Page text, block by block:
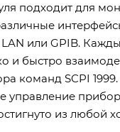
подходит для
LAN или GPIB.
и быстро
команд SCPI 1999.
управление
из любой